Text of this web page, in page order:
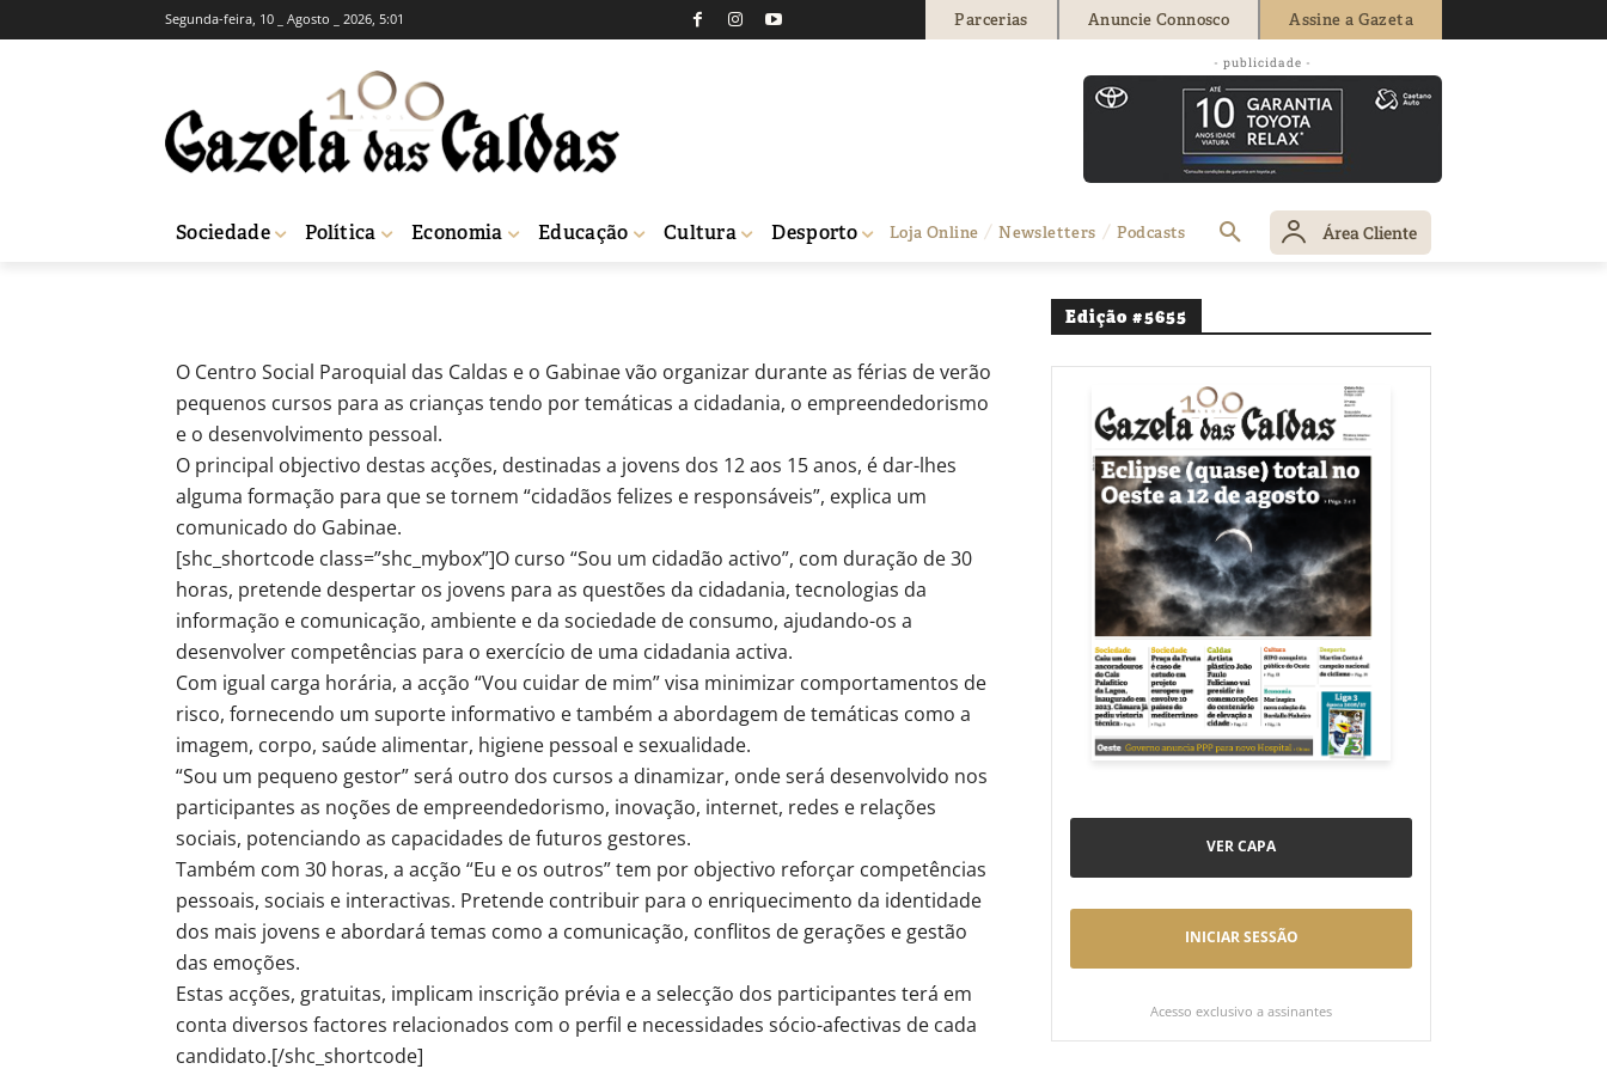
Segunda-feira, 10 _ Agosto _ 2026, 5:01 Parcerias Anuncie Connosco Assine a Gazeta
- publicidade -
Sociedade Política Economia Educação Cultura Desporto Loja Online Newsletters Podcasts Área Cliente
Aprender cidadania e empreendedorismo durante as
férias do verão
Fátima Ferreira - 620 0
O Centro Social Paroquial das Caldas e o Gabinae vão organizar durante as férias de verão
pequenos cursos para as crianças tendo por temáticas a cidadania, o empreendedorismo
e o desenvolvimento pessoal.
O principal objectivo destas acções, destinadas a jovens dos 12 aos 15 anos, é dar-lhes
alguma formação para que se tornem “cidadãos felizes e responsáveis”, explica um
comunicado do Gabinae.
[shc_shortcode class=”shc_mybox”]O curso “Sou um cidadão activo”, com duração de 30
horas, pretende despertar os jovens para as questões da cidadania, tecnologias da
informação e comunicação, ambiente e da sociedade de consumo, ajudando-os a
desenvolver competências para o exercício de uma cidadania activa.
Com igual carga horária, a acção “Vou cuidar de mim” visa minimizar comportamentos de
risco, fornecendo um suporte informativo e também a abordagem de temáticas como a
imagem, corpo, saúde alimentar, higiene pessoal e sexualidade.
“Sou um pequeno gestor” será outro dos cursos a dinamizar, onde será desenvolvido nos
participantes as noções de empreendedorismo, inovação, internet, redes e relações
sociais, potenciando as capacidades de futuros gestores.
Também com 30 horas, a acção “Eu e os outros” tem por objectivo reforçar competências
pessoais, sociais e interactivas. Pretende contribuir para o enriquecimento da identidade
dos mais jovens e abordará temas como a comunicação, conflitos de gerações e gestão
das emoções.
Estas acções, gratuitas, implicam inscrição prévia e a selecção dos participantes terá em
conta diversos factores relacionados com o perfil e necessidades sócio-afectivas de cada
candidato.[/shc_shortcode]
Edição #5655
VER CAPA
INICIAR SESSÃO
Acesso exclusivo a assinantes